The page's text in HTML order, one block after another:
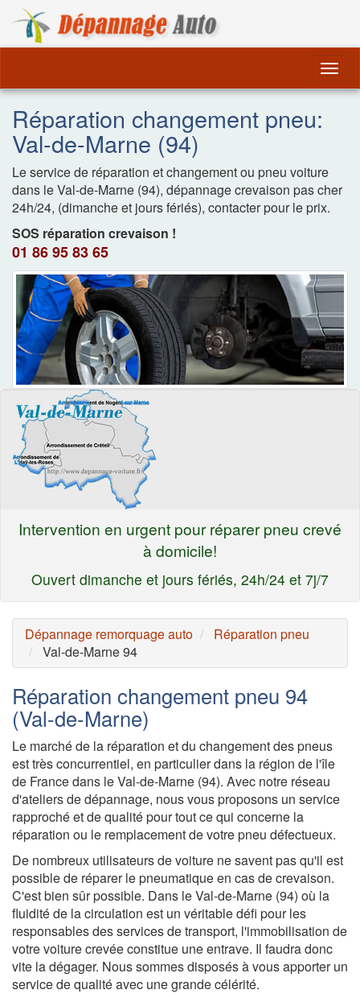
Réparation changement pneu:
Val-de-Marne (94)
Le service de réparation et changement ou pneu voiture
dans le Val-de-Marne (94), dépannage crevaison pas cher
24h/24, (dimanche et jours fériés), contacter pour le prix.
SOS réparation crevaison !
01 86 95 83 65
Intervention en urgent pour réparer pneu crevé
à domicile!
Ouvert dimanche et jours fériés, 24h/24 et 7j/7
Dépannage remorquage auto
Réparation pneu
Val-de-Marne 94
Réparation changement pneu 94
(Val-de-Marne)
Le marché de la réparation et du changement des pneus
est très concurrentiel, en particulier dans la région de l'île
de France dans le Val-de-Marne (94). Avec notre réseau
d'ateliers de dépannage, nous vous proposons un service
rapproché et de qualité pour tout ce qui concerne la
réparation ou le remplacement de votre pneu défectueux.
De nombreux utilisateurs de voiture ne savent pas qu'il est
possible de réparer le pneumatique en cas de crevaison.
C'est bien sûr possible. Dans le Val-de-Marne (94) où la
fluidité de la circulation est un véritable défi pour les
responsables des services de transport, l'immobilisation de
votre voiture crevée constitue une entrave. Il faudra donc
vite la dégager. Nous sommes disposés à vous apporter un
service de qualité avec une grande célérité.